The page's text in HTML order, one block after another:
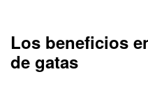
Los beneficios
de gatas